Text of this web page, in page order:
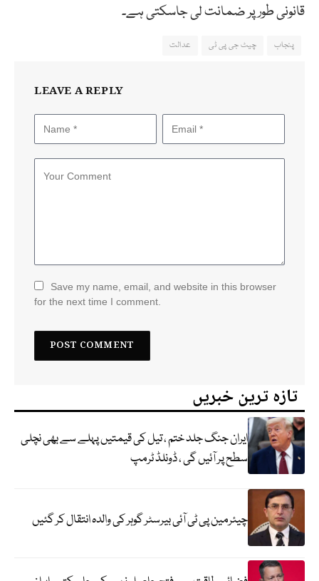
قانونی طور پر ضمانت لی جاسکتی ہے۔
پنجاب چیٹ جی پی ٹی عدالت
LEAVE A REPLY
Save my name, email, and website in this browser
for the next time I comment.
تازہ ترین خبریں
ایران جنگ جلد ختم ، تیل کی قیمتیں پہلے سے بھی نچلی
سطح پر آئیں گی ، ڈونلڈ ٹرمپ
چیئرمین پی ٹی آئی بیرسٹر گوہر کی والدہ انتقال کر گئیں